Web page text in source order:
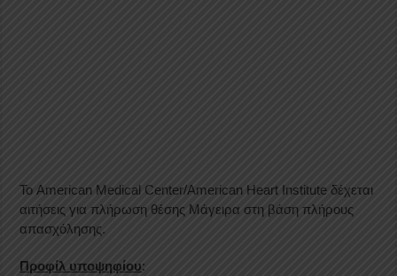
Το American Medical Center/American Heart Institute δέχεται
αιτήσεις για πλήρωση θέσης Μάγειρα στη βάση πλήρους
απασχόλησης.
Προφίλ υποψηφίου: